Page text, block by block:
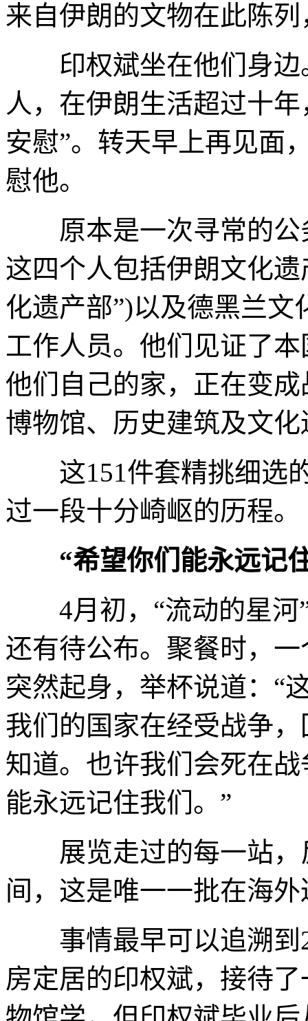
来自伊朗的文物在此陈
印权斌坐在他们身边
人，在伊朗生活超过十
安慰”。转天早上再见面
慰他。
原本是一次寻常的公
这四个人包括伊朗文化
化遗产部”)以及德黑兰
工作人员。他们见证了
他们自己的家，正在变
博物馆、历史建筑及文
这151件套精挑细选的
过一段十分崎岖的历程。
“希望你们能永远记
4月初，“流动的星河”
还有待公布。聚餐时，
突然起身，举杯说道：“
我们的国家在经受战争
知道。也许我们会死在
能永远记住我们。”
展览走过的每一站，
间，这是唯一一批在海
事情最早可以追溯到
房定居的印权斌，接待